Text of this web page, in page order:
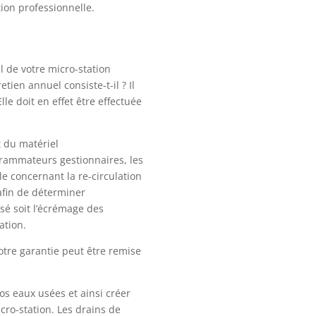
professionnelle.
de votre micro-station
annuel consiste-t-il ? Il
doit en effet être effectuée
du matériel
gestionnaires, les
concernant la re-circulation
de déterminer
soit l’écrémage des
garantie peut être remise
eaux usées et ainsi créer
station. Les drains de